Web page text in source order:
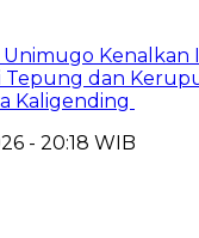
Unimugo Kenalkan
Tepung dan
Kaligending
- 20:18 WIB